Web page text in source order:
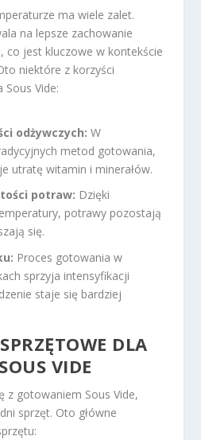
ma wiele zalet.
na lepsze zachowanie
co jest kluczowe w kontekście
niektóre z korzyści
Vide:
odżywczych: W
metod gotowania,
utratę witamin i minerałów.
potraw: Dzięki
potrawy pozostają
się.
Proces gotowania w
sprzyja intensyfikacji
staje się bardziej
DLA
VIDE
z gotowaniem Sous Vide,
sprzęt. Oto główne